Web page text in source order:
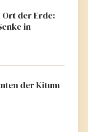
der Erde:
in
der Kitum-